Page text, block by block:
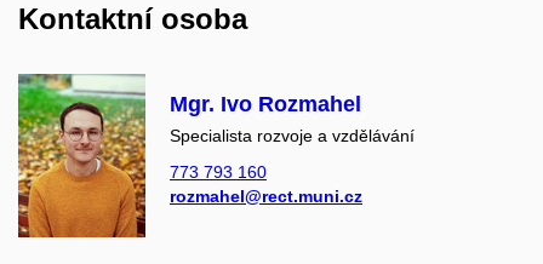
Kontaktní osoba
Mgr. Ivo Rozmahel
Specialista rozvoje a vzdělávání
773 793 160
rozmahel@rect.muni.cz